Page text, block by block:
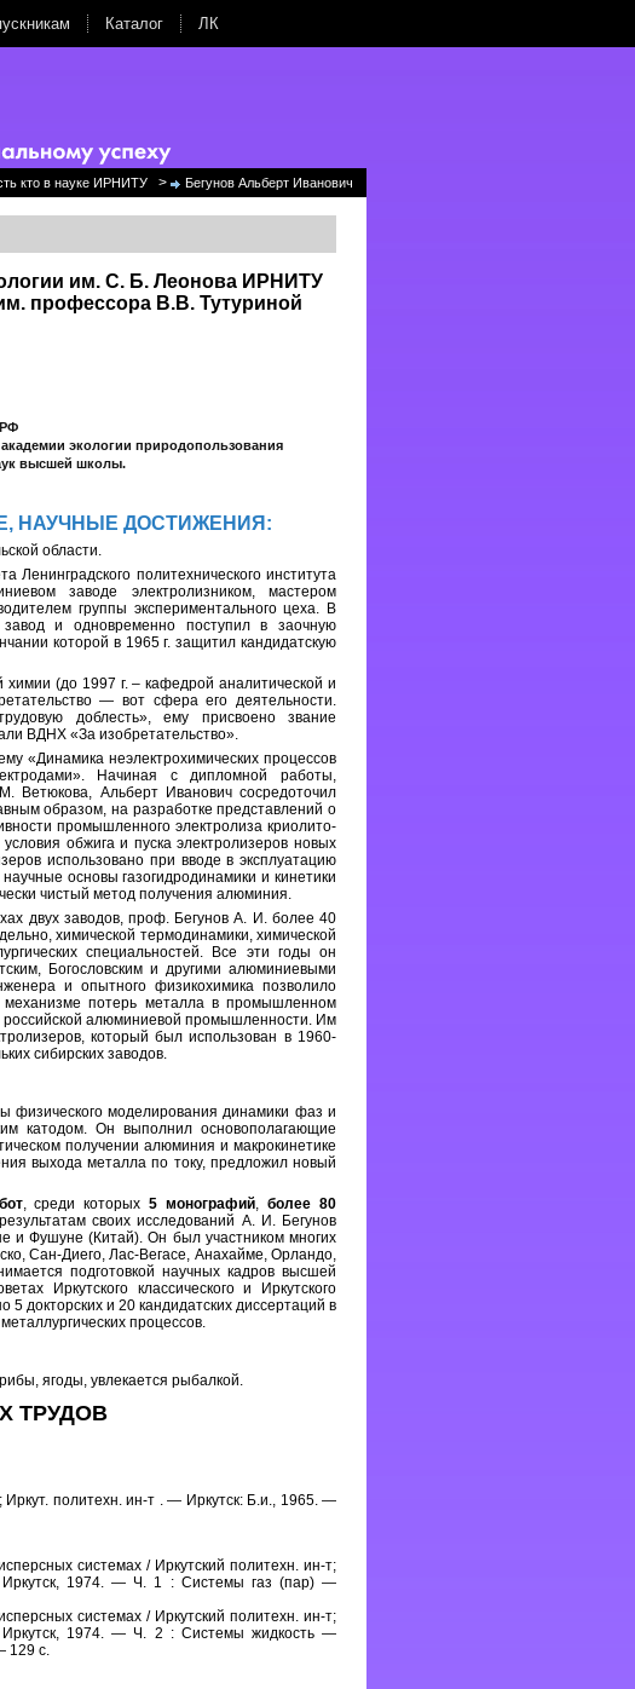
Каталог ЛК
кто в науке ИРНИТУ > Бегунов Альберт Иванович
им. С. Б. Леонова ИРНИТУ
профессора В.В. Тутуриной
РФ
экологии природопользования
высшей школы.
НАУЧНЫЕ ДОСТИЖЕНИЯ:
области.
Ленинградского политехнического института
заводе электролизником, мастером
группы экспериментального цеха. В
и одновременно поступил в заочную
которой в 1965 г. защитил кандидатскую
(до 1997 г. – кафедрой аналитической и
— вот сфера его деятельности.
доблесть», ему присвоено звание
ВДНХ «За изобретательство».
«Динамика неэлектрохимических процессов
Начиная с дипломной работы,
Ветюкова, Альберт Иванович сосредоточил
образом, на разработке представлений о
промышленного электролиза криолито-
обжига и пуска электролизеров новых
использовано при вводе в эксплуатацию
основы газогидродинамики и кинетики
чистый метод получения алюминия.
двух заводов, проф. Бегунов А. И. более 40
химической термодинамики, химической
специальностей. Все эти годы он
Богословским и другими алюминиевыми
и опытного физикохимика позволило
механизме потерь металла в промышленном
российской алюминиевой промышленности. Им
который был использован в 1960-
сибирских заводов.
физического моделирования динамики фаз и
катодом. Он выполнил основополагающие
получении алюминия и макрокинетике
выхода металла по току, предложил новый
, среди которых5 монографий,более 80
своих исследований А. И. Бегунов
и Фушуне (Китай). Он был участником многих
Сан-Диего, Лас-Вегасе, Анахайме, Орландо,
подготовкой научных кадров высшей
Иркутского классического и Иркутского
5 докторских и 20 кандидатских диссертаций в
процессов.
ягоды, увлекается рыбалкой.
ТРУДОВ
политехн. ин-т . — Иркутск: Б.и., 1965. —
системах / Иркутский политехн. ин-т;
1974. — Ч. 1 : Системы газ (пар) —
системах / Иркутский политехн. ин-т;
1974. — Ч. 2 : Системы жидкость —
129 с.